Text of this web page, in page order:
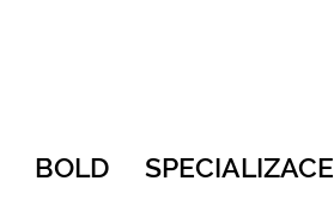
BOLD SPECIALIZACE